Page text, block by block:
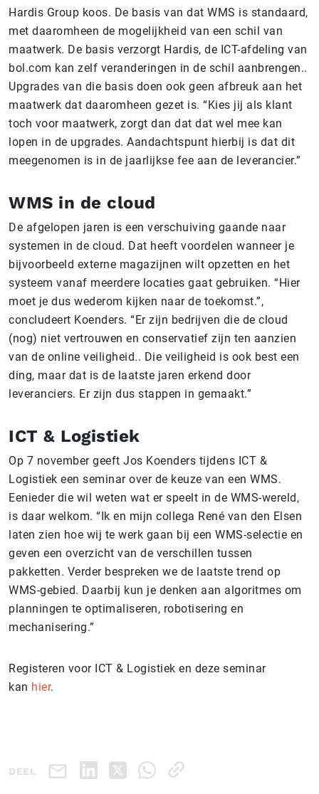
Hardis Group koos. De basis van dat WMS is standaard,
met daaromheen de mogelijkheid van een schil van
maatwerk. De basis verzorgt Hardis, de ICT-afdeling van
bol.com kan zelf veranderingen in de schil aanbrengen..
Upgrades van die basis doen ook geen afbreuk aan het
maatwerk dat daaromheen gezet is. “Kies jij als klant
toch voor maatwerk, zorgt dan dat dat wel mee kan
lopen in de upgrades. Aandachtspunt hierbij is dat dit
meegenomen is in de jaarlijkse fee aan de leverancier.”
WMS in de cloud
De afgelopen jaren is een verschuiving gaande naar
systemen in de cloud. Dat heeft voordelen wanneer je
bijvoorbeeld externe magazijnen wilt opzetten en het
systeem vanaf meerdere locaties gaat gebruiken. “Hier
moet je dus wederom kijken naar de toekomst.”,
concludeert Koenders. “Er zijn bedrijven die de cloud
(nog) niet vertrouwen en conservatief zijn ten aanzien
van de online veiligheid.. Die veiligheid is ook best een
ding, maar dat is de laatste jaren erkend door
leveranciers. Er zijn dus stappen in gemaakt.”
ICT & Logistiek
Op 7 november geeft Jos Koenders tijdens ICT &
Logistiek een seminar over de keuze van een WMS.
Eenieder die wil weten wat er speelt in de WMS-wereld,
is daar welkom. “Ik en mijn collega René van den Elsen
laten zien hoe wij te werk gaan bij een WMS-selectie en
geven een overzicht van de verschillen tussen
pakketten. Verder bespreken we de laatste trend op
WMS-gebied. Daarbij kun je denken aan algoritmes om
planningen te optimaliseren, robotisering en
mechanisering.”
Registeren voor ICT & Logistiek en deze seminar
kan hier.
DEEL